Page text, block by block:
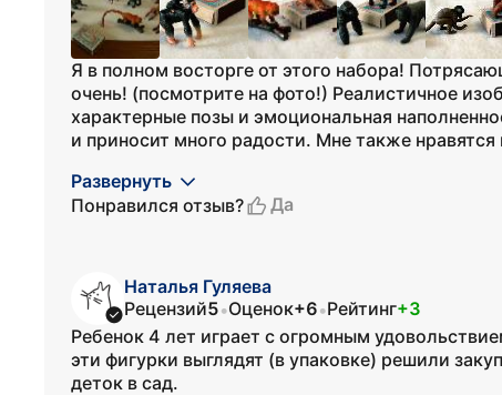
Я в полном восторге от этого набора!
очень! (посмотрите на фото!) Реалистичное
характерные позы и эмоциональная
и приносит много радости. Мне также
Развернуть
Понравился отзыв?
Да
Наталья Гуляева
Рецензий5•Оценок+6•Рейтинг+3
Ребенок 4 лет играет с огромным
эти фигурки выглядят (в упаковке) решили
деток в сад.